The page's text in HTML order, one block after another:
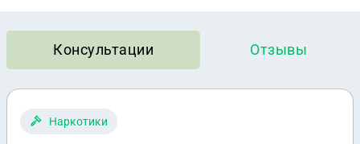
Консультации Отзывы
Наркотики